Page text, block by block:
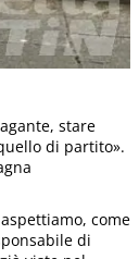
stare
di partito».
come
di